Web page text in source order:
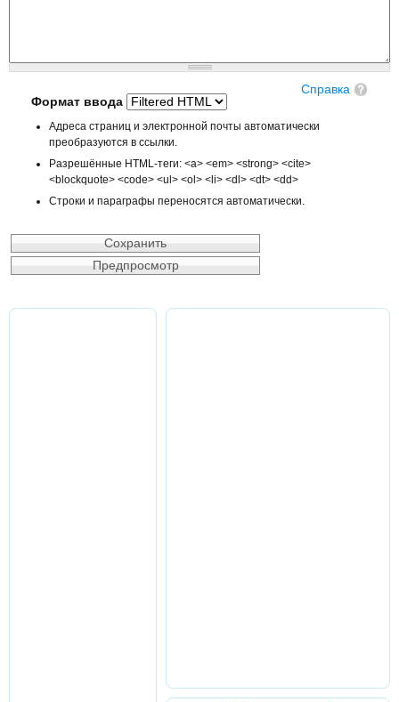
Справка
Формат ввода
Адреса страниц и электронной почты автоматически
преобразуются в ссылки.
Разрешённые HTML-теги: <a> <em> <strong> <cite>
<blockquote> <code> <ul> <ol> <li> <dl> <dt> <dd>
Строки и параграфы переносятся автоматически.